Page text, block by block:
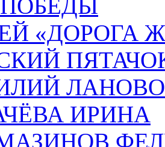
«ДОРОГА
ИРИНА